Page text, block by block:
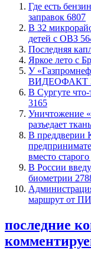
​Где есть
заправок 6807
В 32
детей с ОВЗ
​Последняя
Яркое лето с
У
ВИДЕОФАКТ
​В Сургуте
3165
​Уничтожение
разъедает
​В преддверии
вместо
В России
биометрии
маршрут от
последние